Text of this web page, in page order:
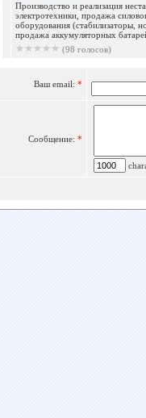
Производство и реализация
электротехники, продажа
оборудования (стабилизаторы,
продажа аккумуляторных
(98 голосов)
Ваш email: *
Сообщение: *